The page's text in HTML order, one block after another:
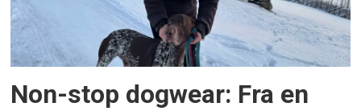
Non-stop dogwear: Fra en